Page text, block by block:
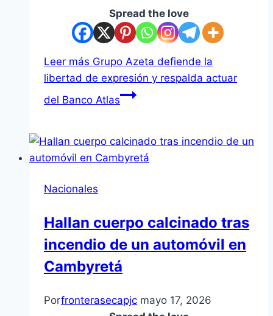
Spread the love
Leer más Grupo Azeta defiende la
libertad de expresión y respalda actuar
del Banco Atlas
Nacionales
Hallan cuerpo calcinado tras
incendio de un automóvil en
Cambyretá
Porfronterasecapjc mayo 17, 2026